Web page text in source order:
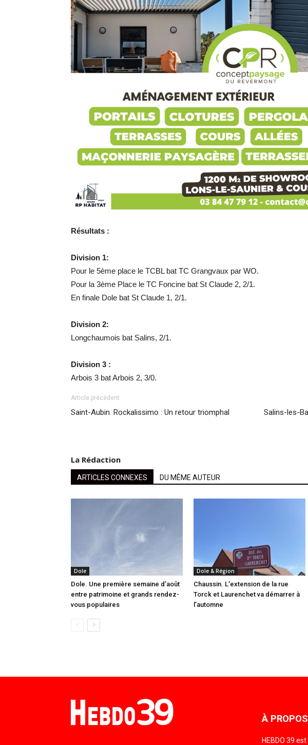
Résultats :
Division 1:
Pour le 5ème place le TCBL bat TC Grangvaux par WO.
Pour la 3ème Place le TC Foncine bat St Claude 2, 2/1.
En finale Dole bat St Claude 1, 2/1.
Division 2:
Longchaumois bat Salins, 2/1.
Division 3 :
Arbois 3 bat Arbois 2, 3/0.
Article précédent
Saint-Aubin. Rockalissimo : Un retour triomphal
Salins-les-
La Rédaction
ARTICLES CONNEXES DU MÊME AUTEUR
Dole
Dole. Une première semaine d’août
entre patrimoine et grands rendez-
vous populaires
Dole & Région
Chaussin. L’extension de la rue
Torck et Laurenchet va démarrer à
l’automne